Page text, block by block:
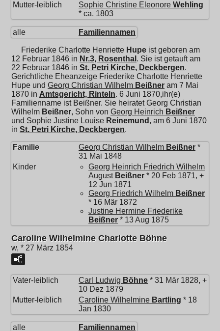
Mutter-leiblich
Sophie Christine Eleonore Wehling
* ca. 1803
alle Familiennamen
Friederike Charlotte Henriette Hupe ist geboren am
12 Februar 1846 in Nr.3, Rosenthal . Sie ist getauft am
22 Februar 1846 in St. Petri Kirche, Deckbergen.
Gerichtliche Eheanzeige Friederike Charlotte Henriette
Hupe und Georg Christian Wilhelm Beißner am 7 Mai
1870 in Amtsgericht, Rinteln. 6 Juni 1870,ihr(e)
Familienname ist Beißner. Sie heiratetGeorg Christian
Wilhelm Beißner, Sohn von Georg Heinrich Beißner
und Sophie Justine Louise Reinemund , am 6 Juni 1870
in St. Petri Kirche, Deckbergen.
Familie Georg Christian Wilhelm Beißner *
31 Mai 1848
Kinder
Georg Heinrich Friedrich Wilhelm
August Beißner * 20 Feb 1871, +
12 Jun 1871
Georg Friedrich Wilhelm Beißner
* 16 Mär 1872
Justine Hermine Friederike
Beißner * 13 Aug 1875
Caroline Wilhelmine Charlotte Böhne
w, * 27 März 1854
Vater-leiblich Carl Ludwig Böhne * 31 Mär 1828, +
10 Dez 1879
Mutter-leiblich
Caroline Wilhelmine Bartling * 18
Jan 1830
alle Familiennamen